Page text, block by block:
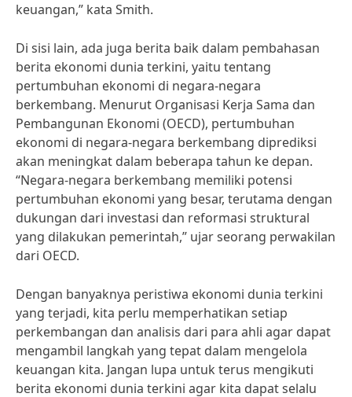
keuangan,” kata Smith.
Di sisi lain, ada juga berita baik dalam pembahasan
berita ekonomi dunia terkini, yaitu tentang
pertumbuhan ekonomi di negara-negara
berkembang. Menurut Organisasi Kerja Sama dan
Pembangunan Ekonomi (OECD), pertumbuhan
ekonomi di negara-negara berkembang diprediksi
akan meningkat dalam beberapa tahun ke depan.
“Negara-negara berkembang memiliki potensi
pertumbuhan ekonomi yang besar, terutama dengan
dukungan dari investasi dan reformasi struktural
yang dilakukan pemerintah,” ujar seorang perwakilan
dari OECD.
Dengan banyaknya peristiwa ekonomi dunia terkini
yang terjadi, kita perlu memperhatikan setiap
perkembangan dan analisis dari para ahli agar dapat
mengambil langkah yang tepat dalam mengelola
keuangan kita. Jangan lupa untuk terus mengikuti
berita ekonomi dunia terkini agar kita dapat selalu